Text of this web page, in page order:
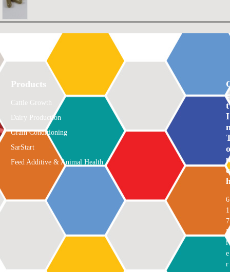
Products
Cattle Growth
Dairy Production
Grain Conditioning
SarStart
Feed Additive & Animal Health
E
T
I
O
C
6
1
7
P
i
e
r